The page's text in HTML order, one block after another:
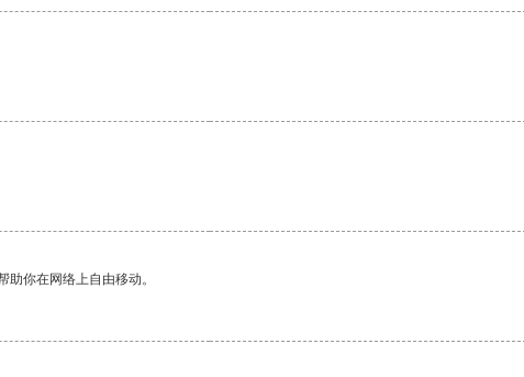
你在网络上自由移动。